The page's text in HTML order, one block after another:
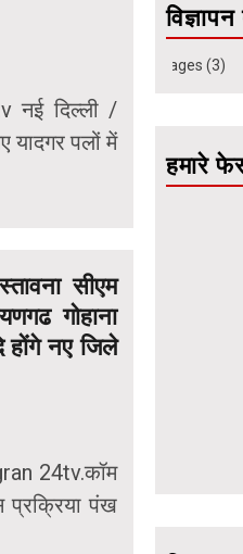
नई दिल्ली /
यादगर पलों में
सीएम
गोहाना
होंगे नए जिले
24tv.कॉम
प्रक्रिया पंख
हमारे